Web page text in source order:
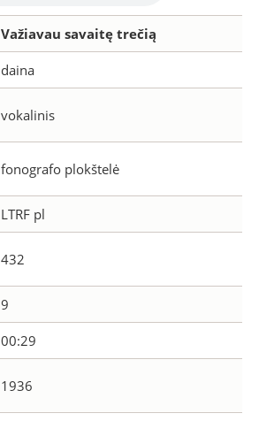
Važiavau savaitę trečią
daina
vokalinis
fonografo plokštelė
LTRF pl
432
9
00:29
1936